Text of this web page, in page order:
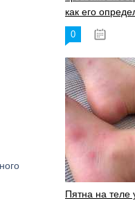
как его
0
Пятна на теле